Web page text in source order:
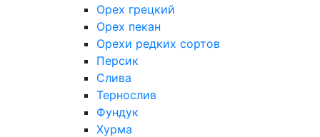
Орех грецкий
Орех пекан
Орехи редких сортов
Персик
Слива
Тернослив
Фундук
Хурма